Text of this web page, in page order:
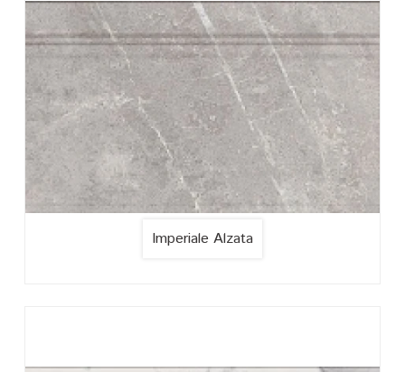
Imperiale Alzata